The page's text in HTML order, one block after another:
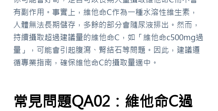
有副作用。事實上，維他命C作為一種水溶性維生素，
人體無法長期儲存，多餘的部分會隨尿液排出。然而，
持續攝取超過建議量的維他命C，如「維他命c500mg過
量」，可能會引起腹瀉、腎結石等問題。因此，建議遵
循專業指南，確保維他命C的攝取量適中。
常見問題QA02：維他命C過